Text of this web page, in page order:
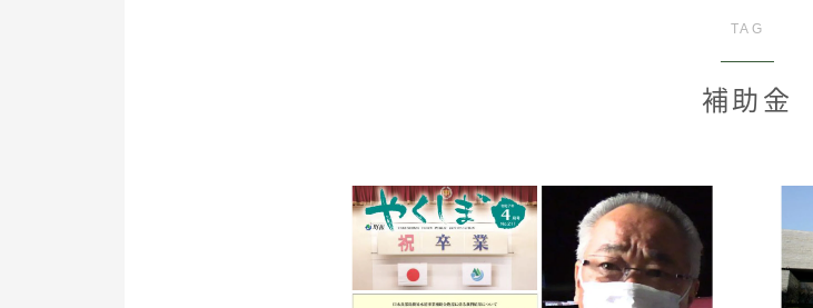
情報提供
TAG
補助金